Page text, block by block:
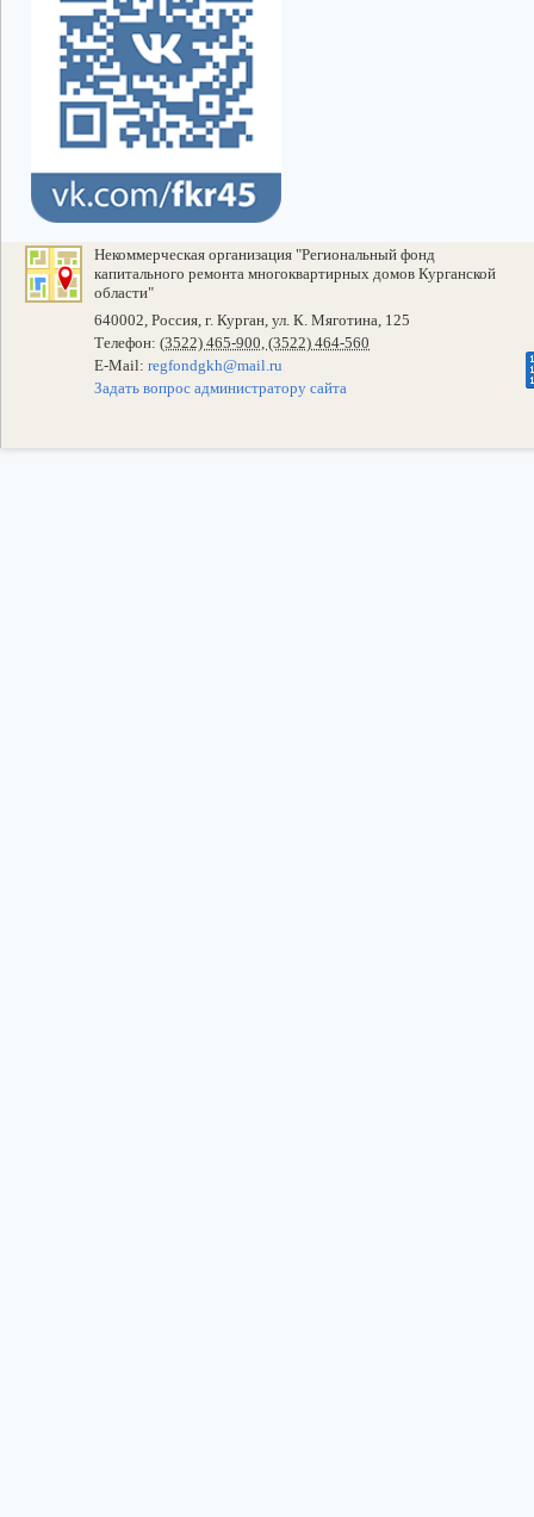
Некоммерческая организация "Региональный фонд
капитального ремонта многоквартирных домов Курганской
области"
640002, Россия, г. Курган, ул. К. Мяготина, 125
Телефон: (3522) 465-900, (3522) 464-560
E-Mail: regfondgkh@mail.ru
Задать вопрос администратору сайта